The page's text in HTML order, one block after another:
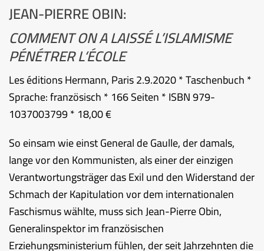
JEAN-PIERRE OBIN:
COMMENT ON A LAISSÉ L’ISLAMISME
PÉNÉTRER L‘ÉCOLE
Les éditions Hermann, Paris 2.9.2020 * Taschenbuch *
Sprache: französisch * 166 Seiten * ISBN 979-
1037003799 * 18,00 €
So einsam wie einst General de Gaulle, der damals,
lange vor den Kommunisten, als einer der einzigen
Verantwortungsträger das Exil und den Widerstand der
Schmach der Kapitulation vor dem internationalen
Faschismus wählte, muss sich Jean-Pierre Obin,
Generalinspektor im französischen
Erziehungsministerium fühlen, der seit Jahrzehnten die